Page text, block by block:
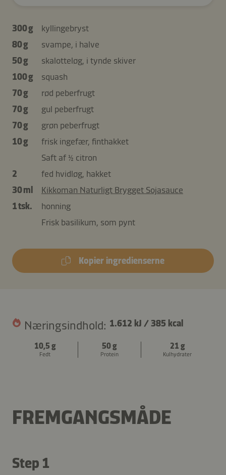
300 g
kyllingebryst
80 g
svampe, i halve
50 g
skalotteløg, i tynde skiver
100 g
squash
70 g
rød peberfrugt
70 g
gul peberfrugt
70 g
grøn peberfrugt
10 g
frisk ingefær, finthakket
Saft af ½ citron
2
fed hvidløg, hakket
30 ml
Kikkoman Naturligt Brygget Sojasauce
1 tsk.
honning
Frisk basilikum, som pynt
Kopier ingredienserne
Næringsindhold: 1.612 kJ / 385 kcal
10,5 g
Fedt
50 g
Protein
21 g
Kulhydrater
FREMGANGSMÅDE
Step 1